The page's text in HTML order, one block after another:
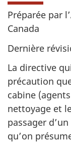
Préparée par
Canada
Dernière
La directive
précaution
cabine
nettoyage et
passager
qu’on